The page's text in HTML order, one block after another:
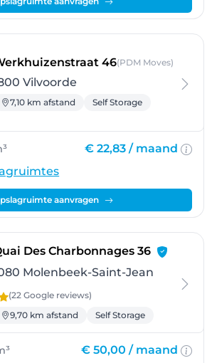
46- Vilvoorde
(PDM Moves)
Vilvoorde
7,10 km afstand Self Storage
€ 22,83 / maand
aanvragen
Des Charbonnages 36-
Molenbeek-Saint-Jean
(22 Google reviews)
9,70 km afstand
Self Storage
€ 50,00 / maand